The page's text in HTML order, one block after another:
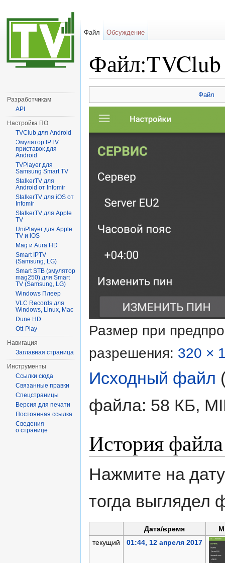
Файл:TVClub
Файл
Размер при
разрешения: 320 ×
Исходный файл
файла: 58 КБ,
История файла
Нажмите на
тогда выглядел
Дата/время
текущий
01:44, 12 апреля 2017
Файл Обсуждение
Разработчикам
API
Настройка ПО
TVClub для Android
Эмулятор IPTV
приставок для
Android
TVPlayer для
Samsung Smart TV
StalkerTV для
Android от Infomir
StalkerTV для iOS от
Infomir
StalkerTV для Apple
TV
UniPlayer для Apple
TV и iOS
Mag и Aura HD
Smart IPTV
(Samsung, LG)
Smart STB (эмулятор
mag250) для Smart
TV (Samsung, LG)
Windows Плеер
VLC Records для
Windows, Linux, Mac
Dune HD
Ott-Play
Навигация
Заглавная страница
Инструменты
Ссылки сюда
Связанные правки
Спецстраницы
Версия для печати
Постоянная ссылка
Сведения
о странице